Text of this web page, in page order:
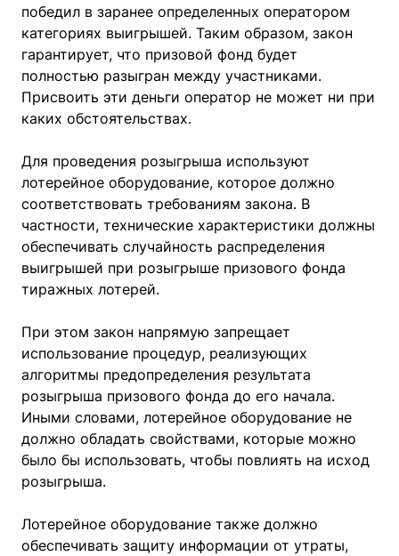
победил в заранее определенных оператором
категориях выигрышей. Таким образом, закон
гарантирует, что призовой фонд будет
полностью разыгран между участниками.
Присвоить эти деньги оператор не может ни при
каких обстоятельствах.
Для проведения розыгрыша используют
лотерейное оборудование, которое должно
соответствовать требованиям закона. В
частности, технические характеристики должны
обеспечивать случайность распределения
выигрышей при розыгрыше призового фонда
тиражных лотерей.
При этом закон напрямую запрещает
использование процедур, реализующих
алгоритмы предопределения результата
розыгрыша призового фонда до его начала.
Иными словами, лотерейное оборудование не
должно обладать свойствами, которые можно
было бы использовать, чтобы повлиять на исход
розыгрыша.
Лотерейное оборудование также должно
обеспечивать защиту информации от утраты,